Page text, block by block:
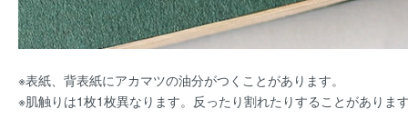
※表紙、背表紙にアカマツの油分がつくことがあります。
※肌触りは1枚1枚異なります。反ったり割れたりすることがありま